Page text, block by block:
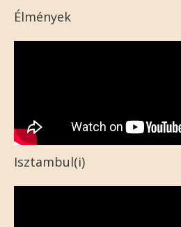
Élmények
Isztambul(i)